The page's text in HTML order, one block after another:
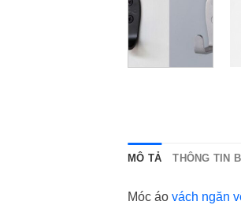
MÔ TẢ THÔNG TIN
Móc áo vách ngăn